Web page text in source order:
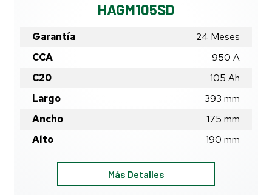
HAGM105SD
Garantía
24 Meses
CCA
950 A
C20
105 Ah
Largo
393 mm
Ancho
175 mm
Alto
190 mm
Más DetallesHAGM105SD